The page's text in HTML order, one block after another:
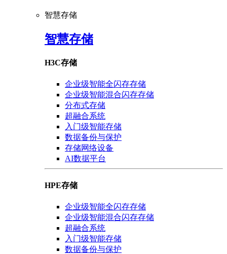
智慧存储
智慧存储
H3C存储
企业级智能全闪存存储
企业级智能混合闪存存储
分布式存储
超融合系统
入门级智能存储
数据备份与保护
存储网络设备
AI数据平台
HPE存储
企业级智能全闪存存储
企业级智能混合闪存存储
超融合系统
入门级智能存储
数据备份与保护